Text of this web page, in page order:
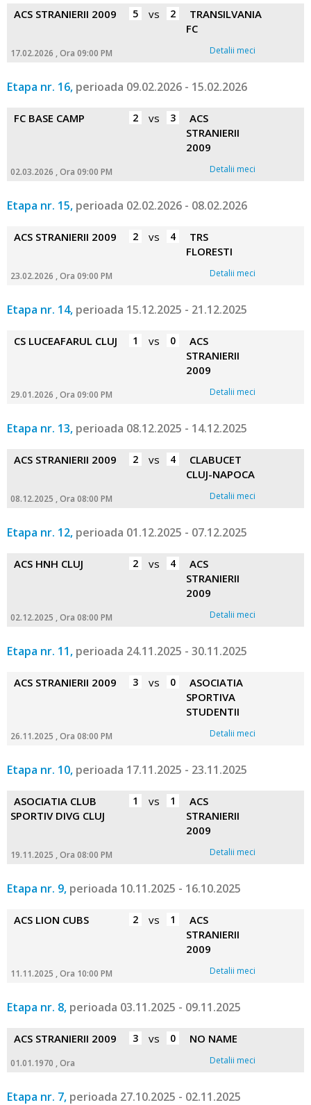
ACS STRANIERII 2009 5 vs 2
TRANSILVANIA
FC
17.02.2026 , Ora 09:00 PM Detalii meci
Etapa nr. 16, perioada 09.02.2026 - 15.02.2026
FC BASE CAMP 2 vs 3
ACS
STRANIERII
2009
02.03.2026 , Ora 09:00 PM Detalii meci
Etapa nr. 15, perioada 02.02.2026 - 08.02.2026
ACS STRANIERII 2009 2 vs 4
TRS
FLORESTI
23.02.2026 , Ora 09:00 PM Detalii meci
Etapa nr. 14, perioada 15.12.2025 - 21.12.2025
CS LUCEAFARUL CLUJ 1 vs 0
ACS
STRANIERII
2009
29.01.2026 , Ora 09:00 PM Detalii meci
Etapa nr. 13, perioada 08.12.2025 - 14.12.2025
ACS STRANIERII 2009 2 vs 4
CLABUCET
CLUJ-NAPOCA
08.12.2025 , Ora 08:00 PM Detalii meci
Etapa nr. 12, perioada 01.12.2025 - 07.12.2025
ACS HNH CLUJ 2 vs 4
ACS
STRANIERII
2009
02.12.2025 , Ora 08:00 PM Detalii meci
Etapa nr. 11, perioada 24.11.2025 - 30.11.2025
ACS STRANIERII 2009 3 vs 0
ASOCIATIA
SPORTIVA
STUDENTII
26.11.2025 , Ora 08:00 PM Detalii meci
Etapa nr. 10, perioada 17.11.2025 - 23.11.2025
ASOCIATIA CLUB
SPORTIV DIVG CLUJ
1 vs 1
ACS
STRANIERII
2009
19.11.2025 , Ora 08:00 PM Detalii meci
Etapa nr. 9, perioada 10.11.2025 - 16.10.2025
ACS LION CUBS 2 vs 1
ACS
STRANIERII
2009
11.11.2025 , Ora 10:00 PM Detalii meci
Etapa nr. 8, perioada 03.11.2025 - 09.11.2025
ACS STRANIERII 2009 3 vs 0 NO NAME
01.01.1970 , Ora Detalii meci
Etapa nr. 7, perioada 27.10.2025 - 02.11.2025